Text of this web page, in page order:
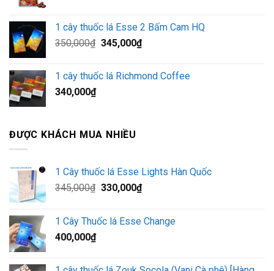
1 cây thuốc lá Esse 2 Bấm Cam HQ
350,000₫ Giá
350,000₫.
345,000₫Giá
là:
1 cây thuốc lá Richmond Coffee
340,000₫
ĐƯỢC KHÁCH MUA NHIỀU
1 Cây thuốc lá Esse Lights Hàn Quốc
345,000₫ Giá
345,000₫.
330,000₫Giá
là:
1 Cây Thuốc lá Esse Change
400,000₫